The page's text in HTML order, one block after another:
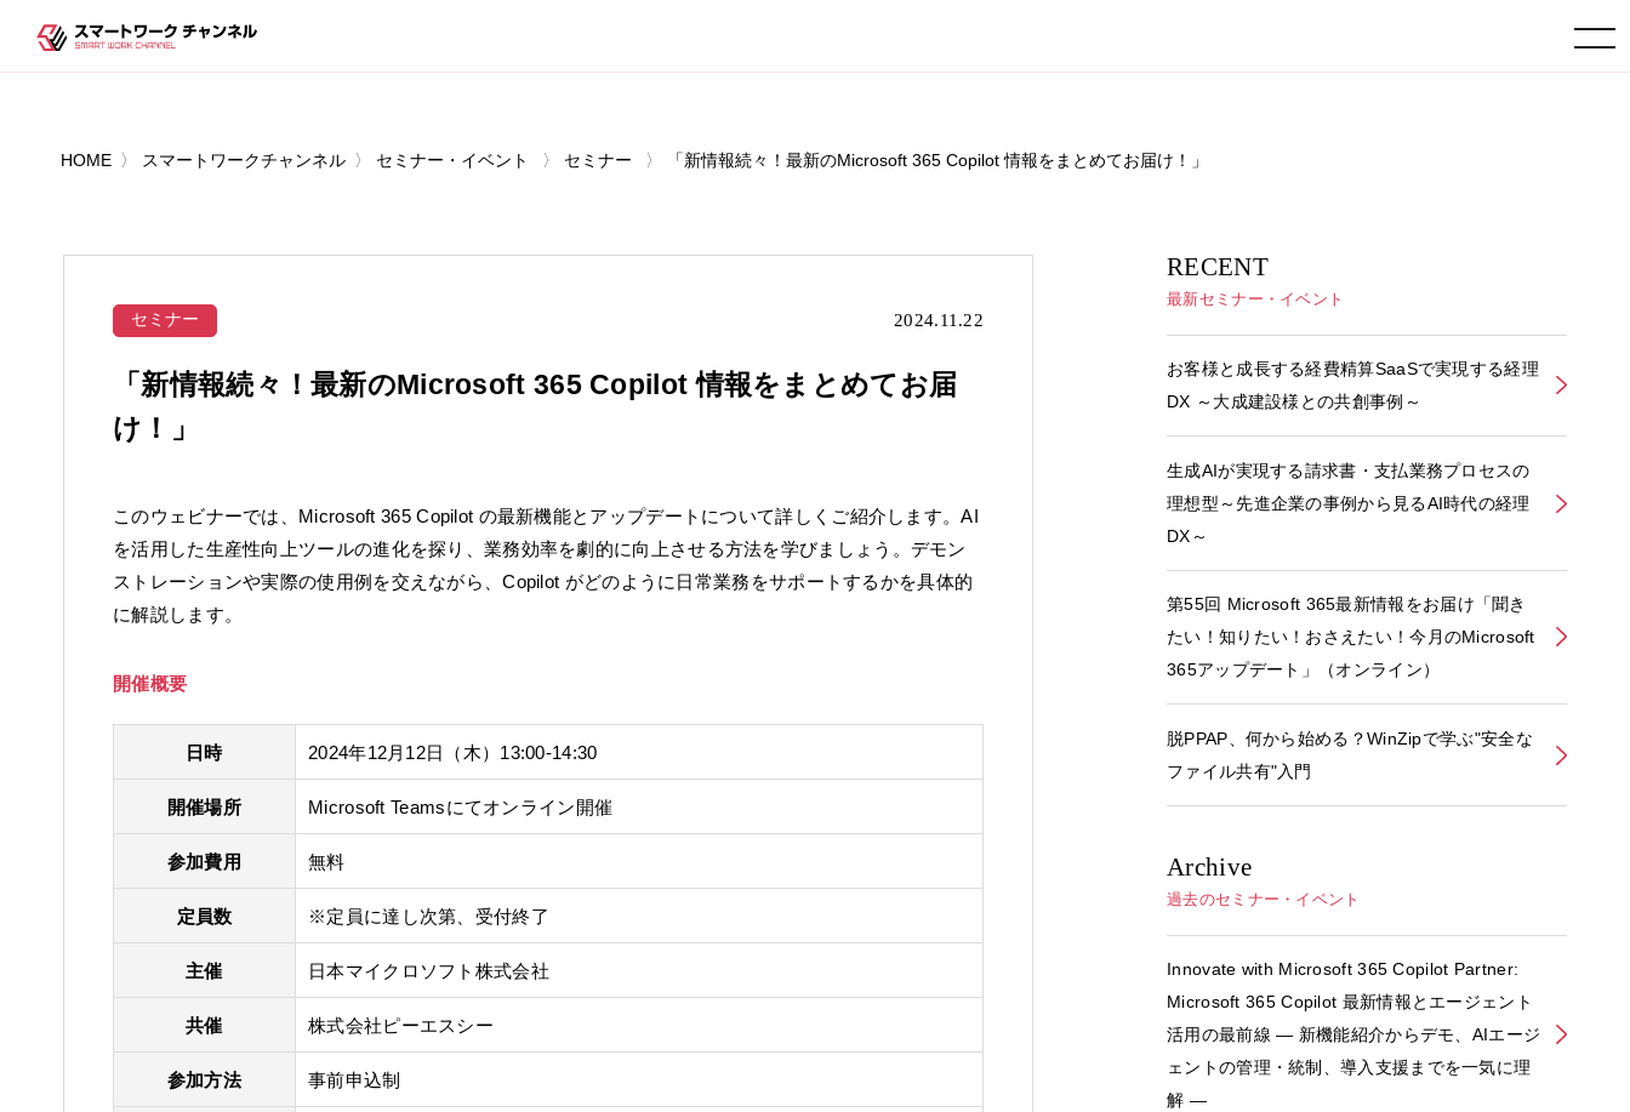
toggle navigation
HOME スマートワークチャンネル セミナー・イベント セミナー 「新情報続々！最新のMicrosoft 365 Copilot 情報をまとめてお届け！」
セミナー 2024.11.22
「新情報続々！最新のMicrosoft 365 Copilot 情報をまとめてお届
け！」
このウェビナーでは、Microsoft 365 Copilot の最新機能とアップデートについて詳しくご紹介します。AI
を活用した生産性向上ツールの進化を探り、業務効率を劇的に向上させる方法を学びましょう。デモン
ストレーションや実際の使用例を交えながら、Copilot がどのように日常業務をサポートするかを具体的
に解説します。
開催概要
日時 2024年12月12日（木） 13:00-14:30
開催場所 Microsoft Teamsにてオンライン開催
参加費用 無料
定員数 ※定員に達し次第、受付終了
主催 日本マイクロソフト株式会社
共催 株式会社ピーエスシー
参加方法 事前申込制
RECENT
最新セミナー・イベント
お客様と成長する経費精算SaaSで実現する経理
DX ～大成建設様との共創事例～
生成AIが実現する請求書・支払業務プロセスの
理想型～先進企業の事例から見るAI時代の経理
DX～
第55回 Microsoft 365最新情報をお届け「聞き
たい！知りたい！おさえたい！今月のMicrosoft
365アップデート」（オンライン）
脱PPAP、何から始める？WinZipで学ぶ"安全な
ファイル共有"入門
Archive
過去のセミナー・イベント
Innovate with Microsoft 365 Copilot Partner:
Microsoft 365 Copilot 最新情報とエージェント
活用の最前線 ― 新機能紹介からデモ、AIエージ
ェントの管理・統制、導入支援までを一気に理
解 ―